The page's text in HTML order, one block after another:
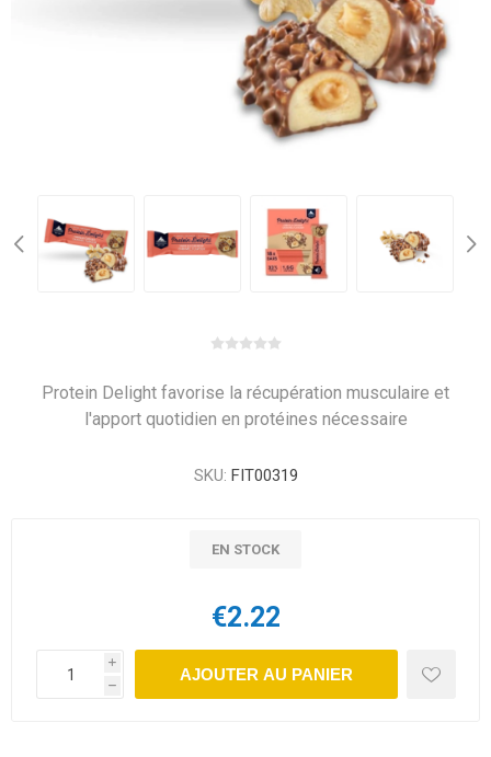
Protein Delight favorise la récupération musculaire et
l'apport quotidien en protéines nécessaire
SKU: FIT00319
EN STOCK
€2.22
i
h
AJOUTER AU PANIER